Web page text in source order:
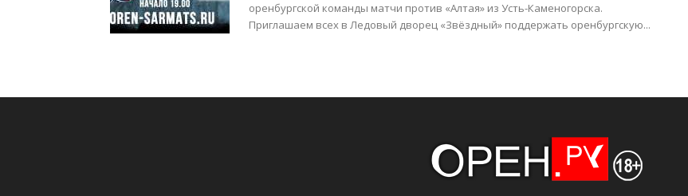
оренбургской команды матчи против «Алтая» из Усть-Каменогорска.
Приглашаем всех в Ледовый дворец «Звёздный» поддержать оренбургскую...